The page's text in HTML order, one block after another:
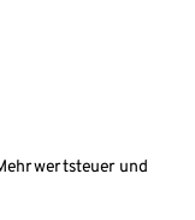
und